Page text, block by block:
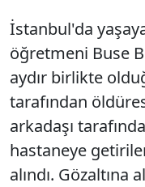
İstanbul'da
öğretmeni Buse
aydır birlikte
tarafından
arkadaşı
hastaneye
alındı. Gözaltına